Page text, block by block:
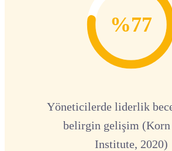
%77
Yöneticilerde liderlik
belirgin gelişim (Korn
Institute, 2020)